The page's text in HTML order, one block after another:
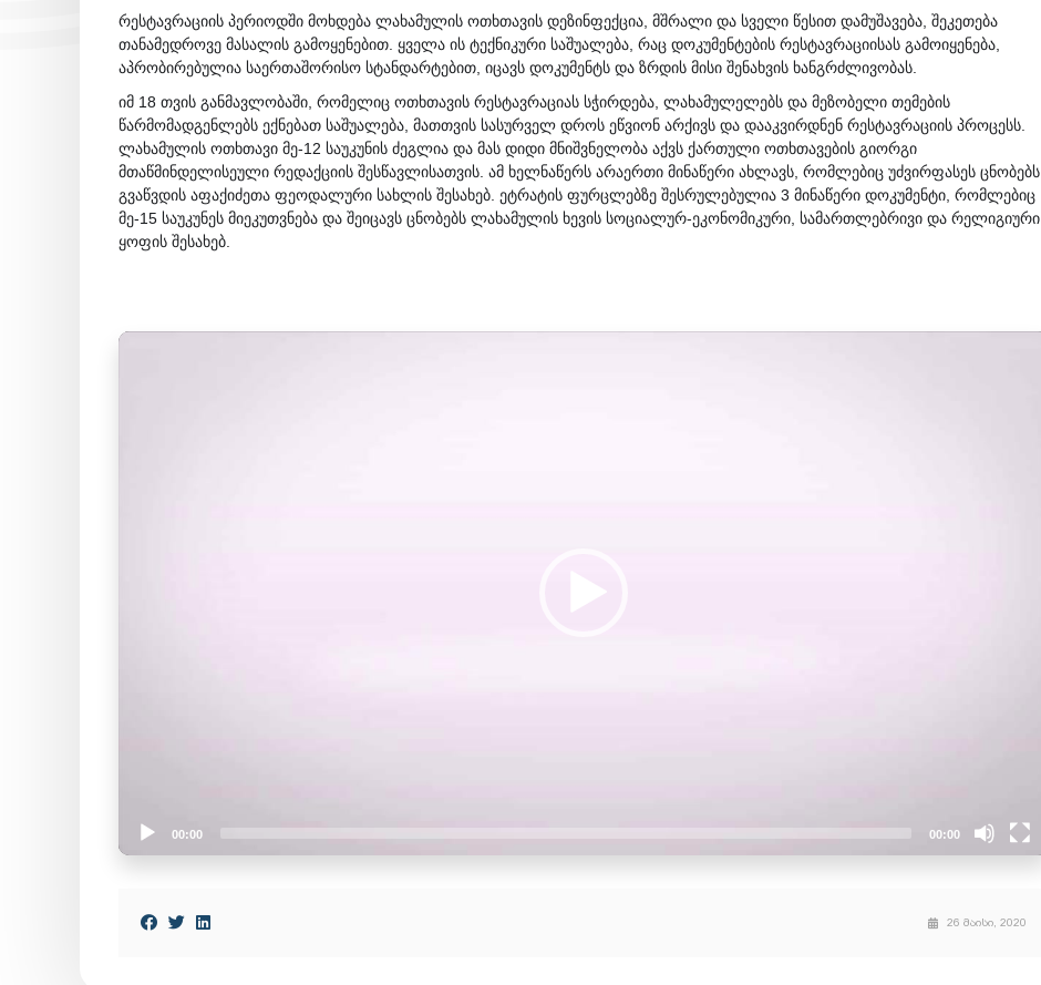
რესტავრაციის პერიოდში მოხდება ლახამულის ოთხთავის დეზინფექცია, მშრალი და სველი წესით დამუშავება, შეკეთება
თანამედროვე მასალის გამოყენებით. ყველა ის ტექნიკური საშუალება, რაც დოკუმენტების რესტავრაციისას გამოიყენება,
აპრობირებულია საერთაშორისო სტანდარტებით, იცავს დოკუმენტს და ზრდის მისი შენახვის ხანგრძლივობას.
იმ 18 თვის განმავლობაში, რომელიც ოთხთავის რესტავრაციას სჭირდება, ლახამულელებს და მეზობელი თემების
წარმომადგენლებს ექნებათ საშუალება, მათთვის სასურველ დროს ეწვიონ არქივს და დააკვირდნენ რესტავრაციის პროცესს.
ლახამულის ოთხთავი მე-12 საუკუნის ძეგლია და მას დიდი მნიშვნელობა აქვს ქართული ოთხთავების გიორგი
მთაწმინდელისეული რედაქციის შესწავლისათვის. ამ ხელნაწერს არაერთი მინაწერი ახლავს, რომლებიც უძვირფასეს ცნობებს
გვაწვდის აფაქიძეთა ფეოდალური სახლის შესახებ. ეტრატის ფურცლებზე შესრულებულია 3 მინაწერი დოკუმენტი, რომლებიც
მე-15 საუკუნეს მიეკუთვნება და შეიცავს ცნობებს ლახამულის ხევის სოციალურ-ეკონომიკური, სამართლებრივი და რელიგიური
ყოფის შესახებ.
00:00 00:00
26 მაისი, 2020